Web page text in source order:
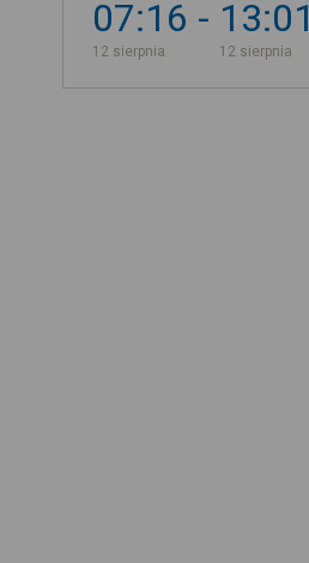
07:16
12 sierpnia
13:01
12 sierpnia